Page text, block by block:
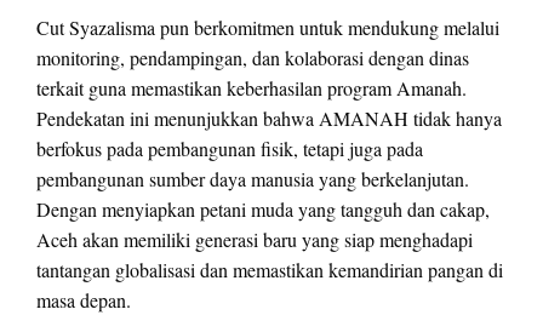
Cut Syazalisma pun berkomitmen untuk mendukung melalui
monitoring, pendampingan, dan kolaborasi dengan dinas
terkait guna memastikan keberhasilan program Amanah.
Pendekatan ini menunjukkan bahwa AMANAH tidak hanya
berfokus pada pembangunan fisik, tetapi juga pada
pembangunan sumber daya manusia yang berkelanjutan.
Dengan menyiapkan petani muda yang tangguh dan cakap,
Aceh akan memiliki generasi baru yang siap menghadapi
tantangan globalisasi dan memastikan kemandirian pangan di
masa depan.